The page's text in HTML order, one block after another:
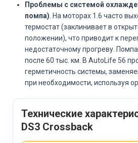
Проблемы с системой
помпа) . На моторах 1.6 часто
термостат (заклинивает в
положении), что приводит к
недостаточному прогреву.
после 60 тыс. км. В AutoLife 56
герметичность системы,
при необходимости, используя
Технические
DS3 Crossback